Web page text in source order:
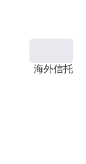
海外信托